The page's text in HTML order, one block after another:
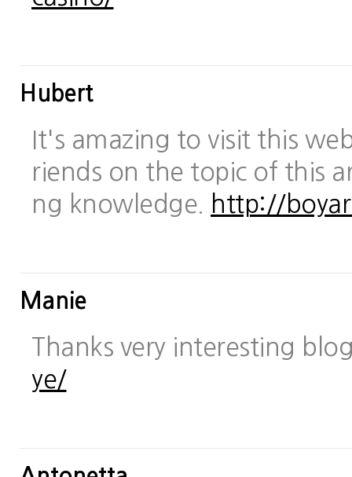
Hubert
It's amazing to visit this
riends on the topic of this
ng knowledge.
http://
Manie
Thanks very interesting
ye/